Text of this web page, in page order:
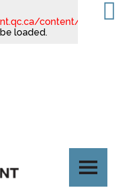
content/
loaded.